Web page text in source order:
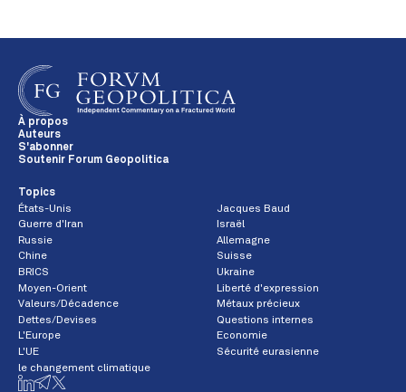
À propos
Auteurs
S'abonner
Soutenir Forum Geopolitica
Topics
États-Unis
Jacques Baud
Guerre d'Iran
Israël
Russie
Allemagne
Chine
Suisse
BRICS
Ukraine
Moyen-Orient
Liberté d'expression
Valeurs/Décadence
Métaux précieux
Dettes/Devises
Questions internes
L'Europe
Economie
L'UE
Sécurité eurasienne
le changement climatique